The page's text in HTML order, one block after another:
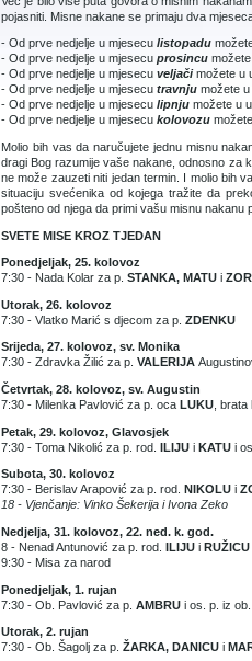
pojasniti. Misne nakane se primaju dva
- Od prve nedjelje u mjesecu listopadu
- Od prve nedjelje u mjesecu prosincu
- Od prve nedjelje u mjesecu veljačimožete u
- Od prve nedjelje u mjesecu travnju možete
- Od prve nedjelje u mjesecu lipnju možete u
- Od prve nedjelje u mjesecu kolovozu
Molio bih vas da naručujete jednu misnu
dragi Bog razumije vaše nakane, odnosno za
ne može zauzeti niti jedan termin. I molio bih
situaciju svećenika od kojega tražite da
pošteno od njega da primi vašu misnu nakanu
SVETE MISE KROZ TJEDAN
Ponedjeljak, 25. kolovoz
7:30 - Nada Kolar za p. STANKA, MATU i
Utorak, 26. kolovoz
7:30 - Vlatko Marić s djecom za p. ZDENKU
Srijeda, 27. kolovoz, sv. Monika
7:30 - Zdravka Žilić za p. VALERIJA
Četvrtak, 28. kolovoz, sv. Augustin
7:30 - Milenka Pavlović za p. oca LUKU , brata
Petak, 29. kolovoz, Glavosjek
7:30 - Toma Nikolić za p. rod. ILIJU i KATU i
Subota, 30. kolovoz
7:30 - Berislav Arapović za p. rod. NIKOLU i
18 - Vjenčanje: Vinko Šekerija i Ivona Zeko
Nedjelja, 31. kolovoz, 22. ned. k. god.
8 - Nenad Antunović za p. rod. ILIJU i RUŽICU
9:30 - Misa za narod
Ponedjeljak, 1. rujan
7:30 - Ob. Pavlović za p. AMBRU i os. p. iz ob.
Utorak, 2. rujan
7:30 - Ob. Šagolj za p. ŽARKA, DANICU i